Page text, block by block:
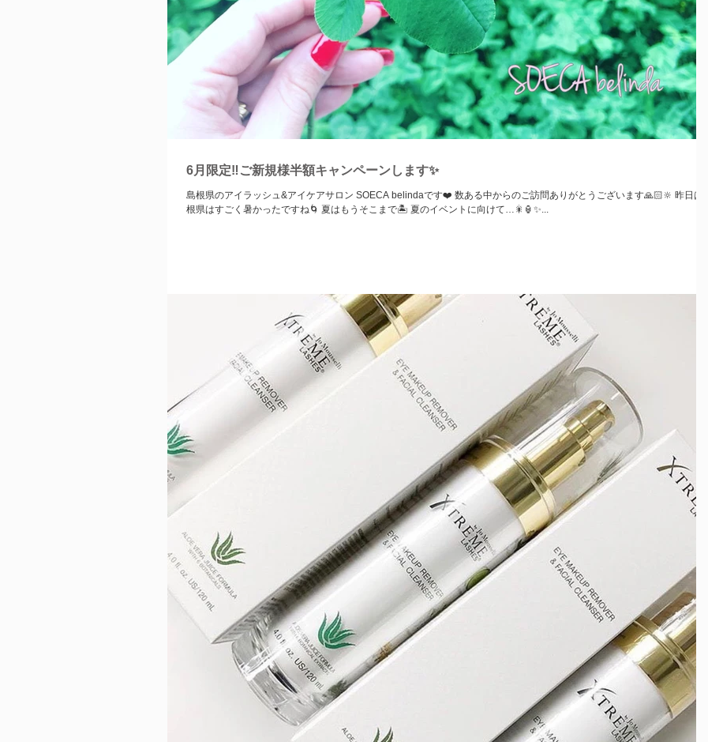
6月限定‼️ご新規様半額キャンペーンします✨
島根県のアイラッシュ&アイケアサロン SOECA belindaです❤️ 数ある中からのご訪問ありがとうございます🙏🏻🔆 昨日は島
根県はすごく暑かったですね🌀 夏はもうそこまで🏝 夏のイベントに向けて…🎇🏮✨...